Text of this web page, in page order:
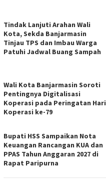
Tindak Lanjuti Arahan Wali
Kota, Sekda Banjarmasin
Tinjau TPS dan Imbau Warga
Patuhi Jadwal Buang Sampah
Wali Kota Banjarmasin Soroti
Pentingnya Digitalisasi
Koperasi pada Peringatan Hari
Koperasi ke-79
Bupati HSS Sampaikan Nota
Keuangan Rancangan KUA dan
PPAS Tahun Anggaran 2027 di
Rapat Paripurna